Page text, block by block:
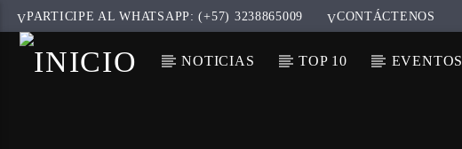
PARTICIPE AL WHATSAPP: (+57) 3238865009 CONTÁCTENOS
NOTICIAS TOP 10 EVENTOS